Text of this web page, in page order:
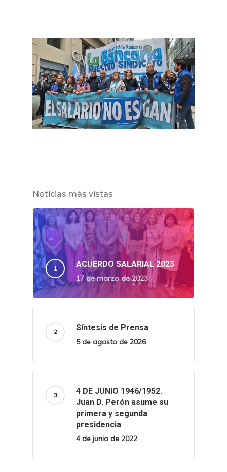
Noticias más vistas
ACUERDO SALARIAL 2023
17 de marzo de 2023
Síntesis de Prensa
5 de agosto de 2026
4 DE JUNIO 1946/1952.
Juan D. Perón asume su
primera y segunda
presidencia
4 de junio de 2022